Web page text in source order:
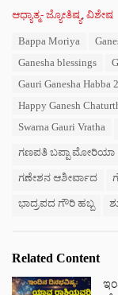
C
ಆಧ್ಯಾತ್ಮ- ಜ್ಯೋತಿಷ್ಯ ವಿಶೇಷ
Bappa Moriya
Ganesha blessings
Gauri Ganesha Habba
Happy Ganesh
Swarna Gauri Vratha
ಗಣಪತಿ ಬಪ್ಪಾ ಮೋರಿಯಾ
ಗಣೇಶನ ಆಶೀರ್ವಾದ
ಭಾದ್ರಪದ ಗೌರಿ ಹಬ್ಬ
Related Content